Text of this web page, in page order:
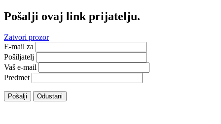
Pošalji ovaj link prijatelju.
Zatvori prozor
E-mail za
Pošiljatelj
Vaš e-mail
Predmet
Pošalji Odustani